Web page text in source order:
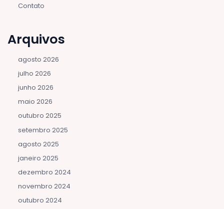
Contato
Arquivos
agosto 2026
julho 2026
junho 2026
maio 2026
outubro 2025
setembro 2025
agosto 2025
janeiro 2025
dezembro 2024
novembro 2024
outubro 2024